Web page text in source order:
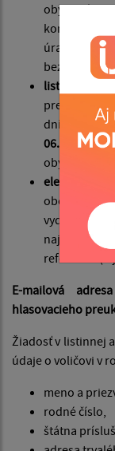
konaním
úradných
listinne
preukazu
dní predo
06. 2026) na
obyvateľstva,
elektronicky
obce cez
vydanie
najneskôr
referenda (t. j.
E-mailová
hlasovacieho
Žiadosť v listinnej
údaje o voličovi v
meno a
rodné číslo,
štátna